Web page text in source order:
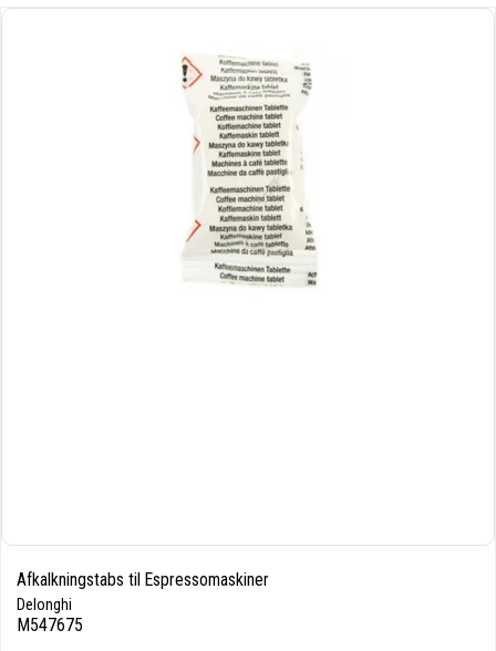
Afkalkningstabs til Espressomaskiner
Delonghi
M547675